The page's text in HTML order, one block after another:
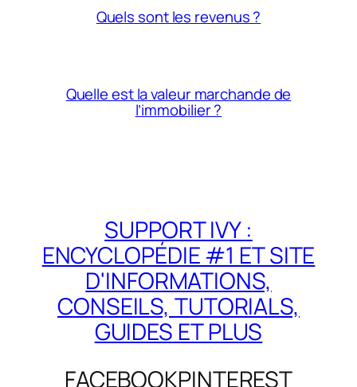
Quels sont les revenus ?
Quelle est la valeur marchande de
l’immobilier ?
SUPPORT IVY :
ENCYCLOPÉDIE #1 ET SITE
D'INFORMATIONS,
CONSEILS, TUTORIALS,
GUIDES ET PLUS
FACEBOOKPINTEREST